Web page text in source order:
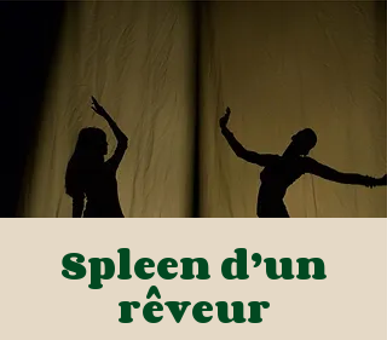
Spleen d’un
rêveur